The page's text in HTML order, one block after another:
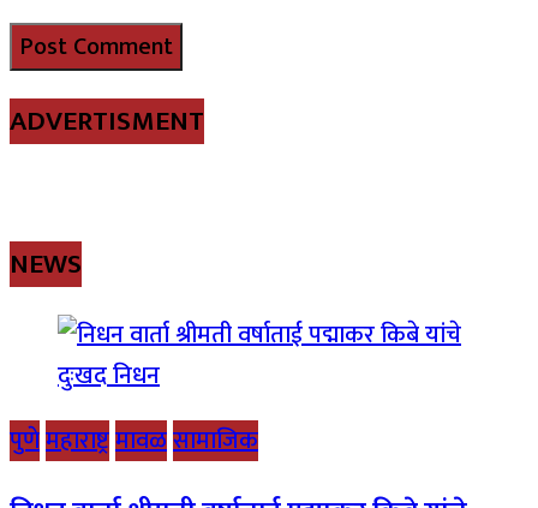
ADVERTISMENT
NEWS
पुणेमहाराष्ट्रमावळसामाजिक